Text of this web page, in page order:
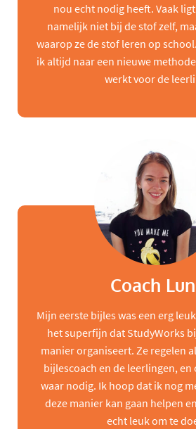
nou echt nodig heeft. Vaak
namelijk niet bij de stof zelf,
waarop ze de stof leren op
ik altijd naar een nieuwe
werkt voor de
Coach
Mijn eerste bijles was een erg
het superfijn dat StudyWorks
manier organiseert. Ze regelen
bijlescoach en de leerlingen,
waar nodig. Ik hoop dat ik nog
deze manier kan gaan helpen
echt leuk om te